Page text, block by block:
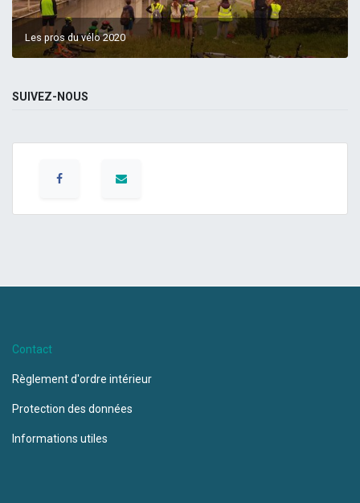
Les pros du vélo 2020
SUIVEZ-NOUS
Contact
Règlement d'ordre intérieur
Protection des données
Informations utiles